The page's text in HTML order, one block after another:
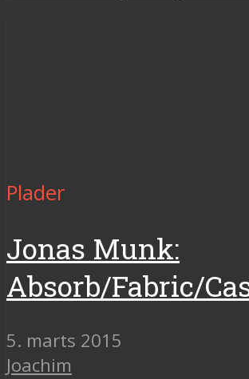
Plader
Jonas Munk:
Absorb/Fabric/
5. marts 2015
Joachim